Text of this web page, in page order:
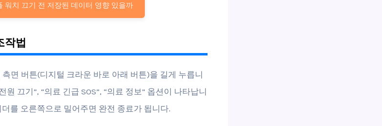
워치 끄기 전 저장된 데이터 영향 있을까
작법
면 버튼(디지털 크라운 바로 아래 버튼)을 길게 누릅니
원 끄기”, “의료 긴급 SOS”, “의료 정보” 옵션이 나타납니
더를 오른쪽으로 밀어주면 완전 종료가 됩니다.